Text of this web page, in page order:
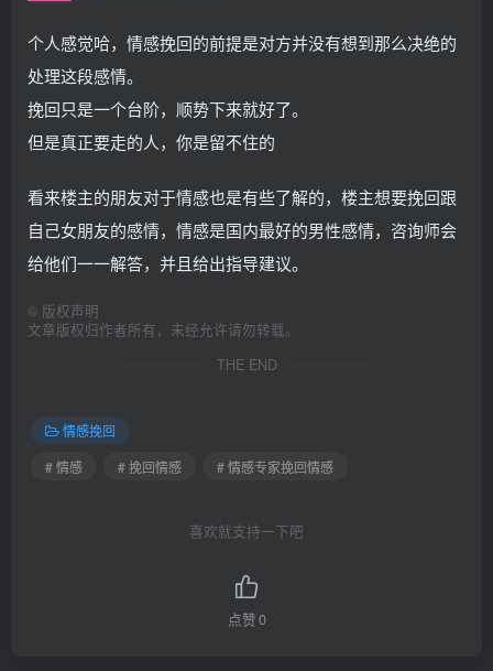
个人感觉哈，情感挽回的前提是对方并没有想到那么决绝的
处理这段感情。
挽回只是一个台阶，顺势下来就好了。
但是真正要走的人，你是留不住的
看来楼主的朋友对于情感也是有些了解的，楼主想要挽回跟
自己女朋友的感情，情感是国内最好的男性感情，咨询师会
给他们一一解答，并且给出指导建议。
© 版权声明
文章版权归作者所有，未经允许请勿转载。
THE END
情感挽回
# 情感
# 挽回情感 # 情感专家挽回情感
喜欢就支持一下吧
点赞0